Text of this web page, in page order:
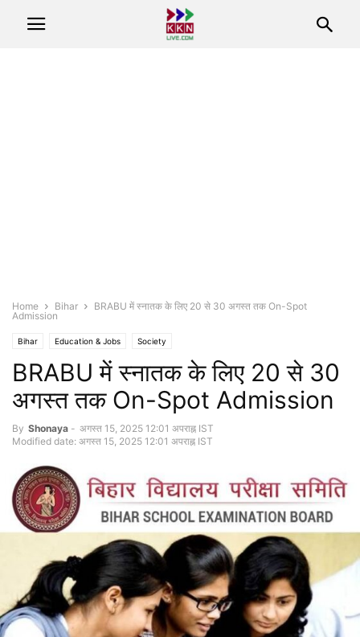
Home Bihar
BRABU में स्नातक के लिए 20 से 30 अगस्त तक On-Spot
Admission
Bihar Education & Jobs Society
BRABU में स्नातक के लिए 20 से 30
अगस्त तक On-Spot Admission
By Shonaya - अगस्त 15, 2025 12:01 अपराह्न IST
Modified date: अगस्त 15, 2025 12:01 अपराह्न IST